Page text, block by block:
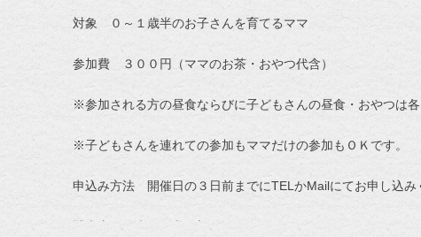
対象 ０～１歳半のお子さんを育てるママ
参加費 ３００円（ママのお茶・おやつ代含）
※参加される方の昼食ならびに子どもさんの昼食・おやつは各
※子どもさんを連れての参加もママだけの参加もＯＫです。
申込み方法 開催日の３日前までにTELかMailにてお申し込み
醫光寺（代表 日和田朗子）TEL 0883-42-3605 Mail